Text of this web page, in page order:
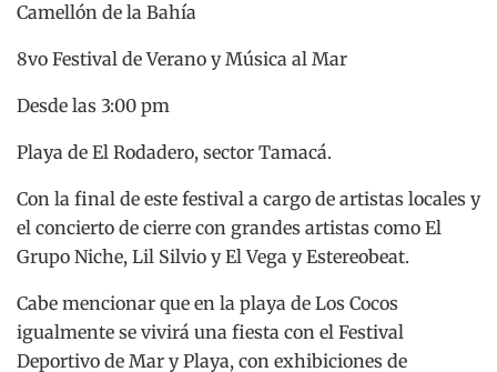
Camellón de la Bahía
8vo Festival de Verano y Música al Mar
Desde las 3:00 pm
Playa de El Rodadero, sector Tamacá.
Con la final de este festival a cargo de artistas locales y
el concierto de cierre con grandes artistas como El
Grupo Niche, Lil Silvio y El Vega y Estereobeat.
Cabe mencionar que en la playa de Los Cocos
igualmente se vivirá una fiesta con el Festival
Deportivo de Mar y Playa, con exhibiciones de